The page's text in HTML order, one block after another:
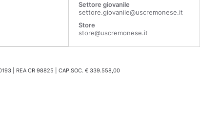
Settore giovanile
settore.giovanile@uscremonese.it
Store
store@uscremonese.it
| REA CR 98825 | CAP.SOC. € 339.558,00